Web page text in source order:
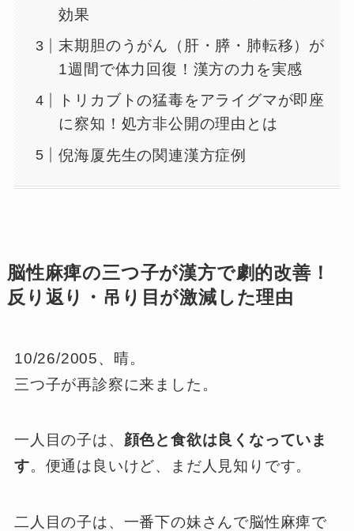
効果
末期胆のうがん（肝・膵・肺転移）が
1週間で体力回復！漢方の力を実感
トリカブトの猛毒をアライグマが即座
に察知！処方非公開の理由とは
倪海厦先生の関連漢方症例
脳性麻痺の三つ子が漢方で劇的改善！
反り返り・吊り目が激減した理由
10/26/2005、晴。
三つ子が再診察に来ました。
一人目の子は、 顔色と食欲は良くなっていま
す。便通は良いけど、まだ人見知りです。
二人目の子は、一番下の妹さんで脳性麻痺で